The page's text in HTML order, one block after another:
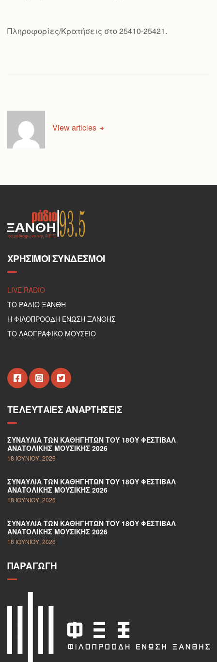
Πληροφορίες/Κρατήσεις στο 25410-25421.
View articles
ΧΡΉΣΙΜΟΙ ΣΎΝΔΕΣΜΟΙ
LIVE RADIO
ΤΟ ΡΑΔΙΟ ΞΑΝΘΗ
Η ΦΙΛΟΠΡΟΟΔΗ ΕΝΩΣΗ ΞΑΝΘΗΣ
ΤΟ ΛΑΟΓΡΑΦΙΚΟ ΜΟΥΣΕΙΟ
ΤΕΛΕΥΤΑΊΕΣ ΑΝΑΡΤΉΣΕΙΣ
ΣΥΝΑΥΛΊΑ ΤΩΝ ΚΑΘΗΓΗΤΏΝ ΤΟΥ 18ΟΥ ΦΕΣΤΙΒΆΛ
ΑΝΑΤΟΛΙΚΉΣ ΜΟΥΣΙΚΉΣ 2026
18 ΙΟΥΝΊΟΥ, 2026
ΣΥΝΑΥΛΊΑ ΤΩΝ ΚΑΘΗΓΗΤΏΝ ΤΟΥ 18ΟΥ ΦΕΣΤΙΒΆΛ
ΑΝΑΤΟΛΙΚΉΣ ΜΟΥΣΙΚΉΣ 2026
18 ΙΟΥΝΊΟΥ, 2026
ΣΥΝΑΥΛΊΑ ΤΩΝ ΚΑΘΗΓΗΤΏΝ ΤΟΥ 18ΟΥ ΦΕΣΤΙΒΆΛ
ΑΝΑΤΟΛΙΚΉΣ ΜΟΥΣΙΚΉΣ 2026
18 ΙΟΥΝΊΟΥ, 2026
ΠΑΡΑΓΩΓΉ